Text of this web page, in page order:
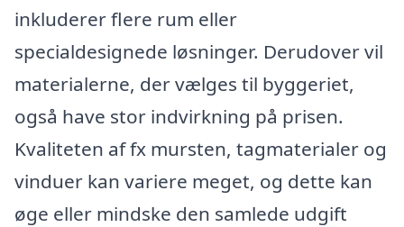
inkluderer flere rum eller
specialdesignede løsninger. Derudover vil
materialerne, der vælges til byggeriet,
også have stor indvirkning på prisen.
Kvaliteten af fx mursten, tagmaterialer og
vinduer kan variere meget, og dette kan
øge eller mindske den samlede udgift